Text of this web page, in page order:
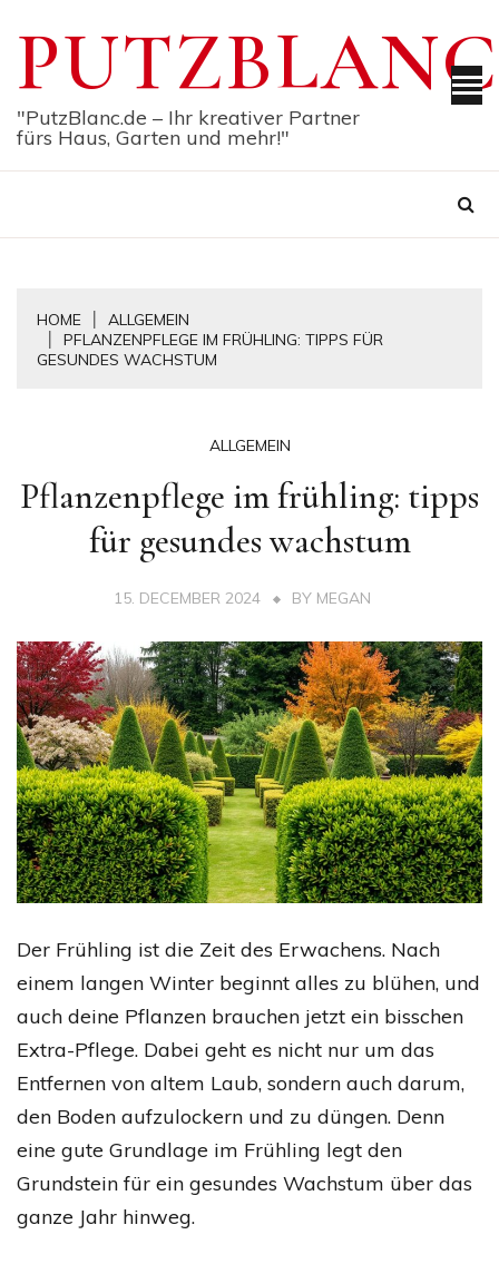
content
"PutzBlanc.de – Ihr kreativer Partner
fürs Haus, Garten und mehr!"
HOME
ALLGEMEIN
PFLANZENPFLEGE IM FRÜHLING: TIPPS FÜR
GESUNDES WACHSTUM
ALLGEMEIN
Pflanzenpflege im frühling: tipps
für gesundes wachstum
15. DECEMBER 2024 BY MEGAN
Der Frühling ist die Zeit des Erwachens. Nach
einem langen Winter beginnt alles zu blühen, und
auch deine Pflanzen brauchen jetzt ein bisschen
Extra-Pflege. Dabei geht es nicht nur um das
Entfernen von altem Laub, sondern auch darum,
den Boden aufzulockern und zu düngen. Denn
eine gute Grundlage im Frühling legt den
Grundstein für ein gesundes Wachstum über das
ganze Jahr hinweg.